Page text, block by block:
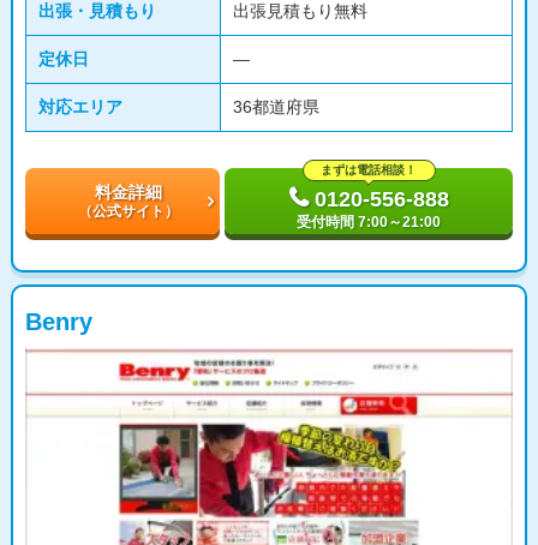
出張・見積もり 出張見積もり無料
定休日 ―
対応エリア 36都道府県
料金詳細
（公式サイト）
まずは電話相談！
0120-556-888
受付時間 7:00～21:00
Benry